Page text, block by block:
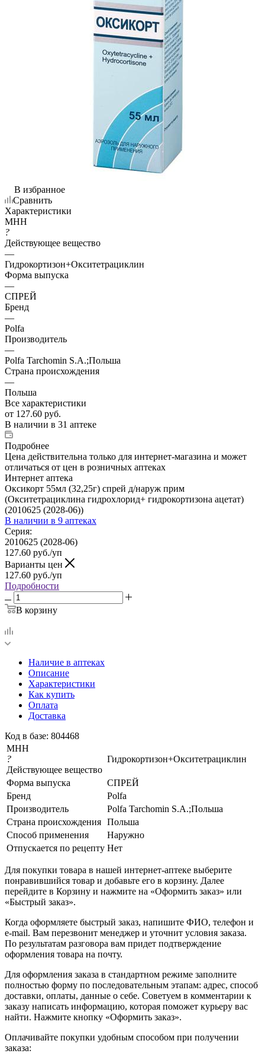
В избранное
Сравнить
Характеристики
МНН
?
Действующее вещество
—
Гидрокортизон+Окситетрациклин
Форма выпуска
—
СПРЕЙ
Бренд
—
Polfa
Производитель
—
Polfa Tarchomin S.A.;Польша
Страна происхождения
—
Польша
Все характеристики
от 127.60 руб.
В наличии в 31 аптеке
Подробнее
Цена действительна только для интернет-магазина и может
отличаться от цен в розничных аптеках
Интернет аптека
Оксикорт 55мл (32,25г) спрей д/наруж прим
(Окситетрациклина гидрохлорид+ гидрокортизона ацетат)
(2010625 (2028-06))
В наличии в 9 аптеках
Серия:
2010625 (2028-06)
127.60 руб./уп
Варианты цен
127.60 руб./уп
Подробности
В корзину
Наличие в аптеках
Описание
Характеристики
Как купить
Оплата
Доставка
Код в базе: 804468
МНН
?
Действующее вещество
Гидрокортизон+Окситетрациклин
Форма выпуска
СПРЕЙ
Бренд
Polfa
Производитель
Polfa Tarchomin S.A.;Польша
Страна происхождения Польша
Способ применения
Наружно
Отпускается по рецепту Нет
Для покупки товара в нашей интернет-аптеке выберите
понравившийся товар и добавьте его в корзину. Далее
перейдите в Корзину и нажмите на «Оформить заказ» или
«Быстрый заказ».
Когда оформляете быстрый заказ, напишите ФИО, телефон и
e-mail. Вам перезвонит менеджер и уточнит условия заказа.
По результатам разговора вам придет подтверждение
оформления товара на почту.
Для оформления заказа в стандартном режиме заполните
полностью форму по последовательным этапам: адрес, способ
доставки, оплаты, данные о себе. Советуем в комментарии к
заказу написать информацию, которая поможет курьеру вас
найти. Нажмите кнопку «Оформить заказ».
Оплачивайте покупки удобным способом при получении
заказа: